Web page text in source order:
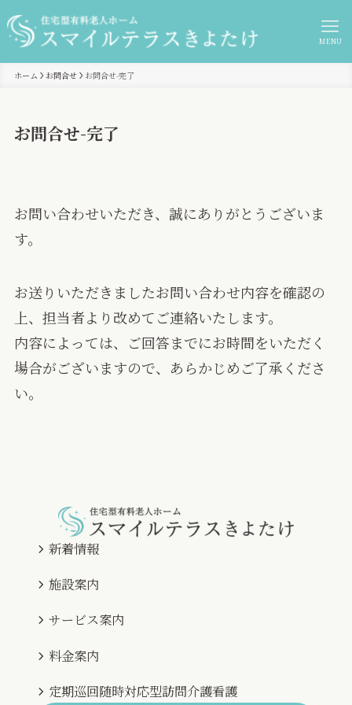
MENU
ホーム お問合せ お問合せ-完了
お問合せ-完了
お問い合わせいただき、誠にありがとうございま
す。
お送りいただきましたお問い合わせ内容を確認の
上、担当者より改めてご連絡いたします。
内容によっては、ご回答までにお時間をいただく
場合がございますので、あらかじめご了承くださ
い。
新着情報
施設案内
サービス案内
料金案内
定期巡回随時対応型訪問介護看護